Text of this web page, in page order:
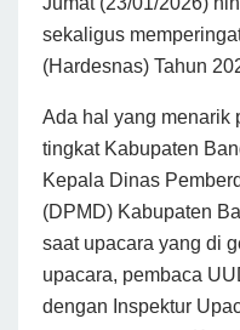
sekaligus
(Hardesnas) Tahun
Ada hal yang menarik
tingkat Kabupaten
Kepala Dinas
(DPMD) Kabupaten
saat upacara yang di
upacara, pembaca
dengan Inspektur